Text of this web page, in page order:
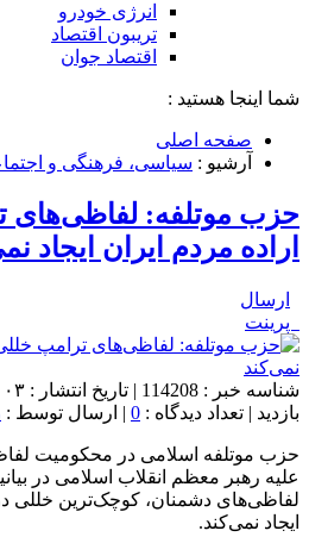
انرژی خودرو
تریبون اقتصاد
اقتصاد جوان
شما اینجا هستید :
صفحه اصلی
آرشیو : سیاسی، فرهنگی و
حزب موتلفه: لفاظی‌های
اراده مردم ایران ایجاد
ارسال
پرینت
بازدید | تعداد دیدگاه : 0 | ارسال توسط :
حزب موتلفه اسلامی در محکومیت
علیه رهبر معظم انقلاب اسلامی در
لفاظی‌های دشمنان، کوچک‌ترین خللی
ایجاد نمی‌کند.